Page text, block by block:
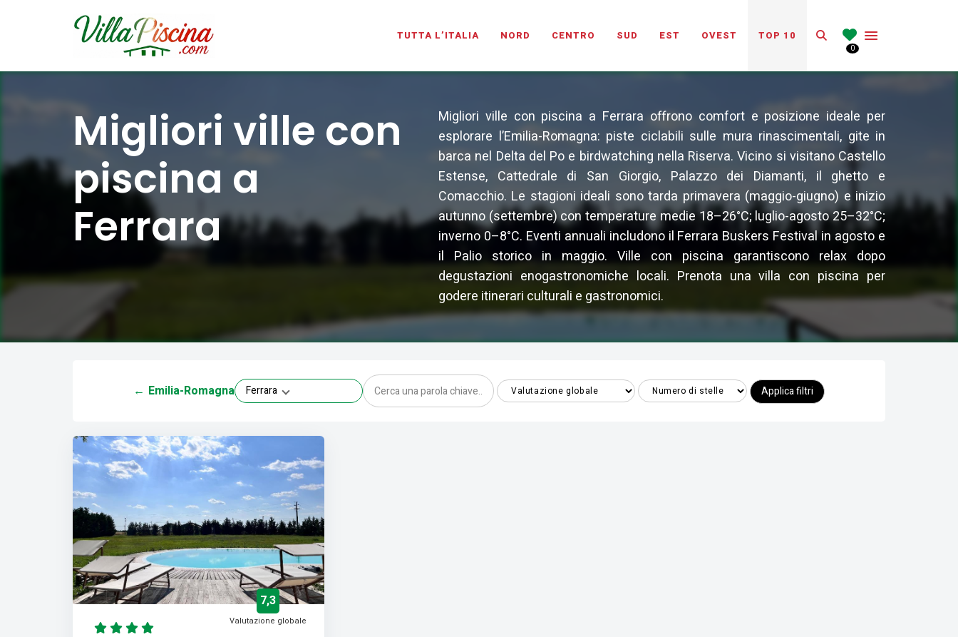
VILLAPISCINA.COM
TUTTA L’ITALIA NORD CENTRO SUD EST OVEST TOP 10 Search
0
Migliori ville con
piscina a
Ferrara
Migliori ville con piscina a Ferrara offrono comfort e posizione ideale per
esplorare l’Emilia-Romagna: piste ciclabili sulle mura rinascimentali, gite in
barca nel Delta del Po e birdwatching nella Riserva. Vicino si visitano Castello
Estense, Cattedrale di San Giorgio, Palazzo dei Diamanti, il ghetto e
Comacchio. Le stagioni ideali sono tarda primavera (maggio-giugno) e inizio
autunno (settembre) con temperature medie 18–26°C; luglio-agosto 25–32°C;
inverno 0–8°C. Eventi annuali includono il Ferrara Buskers Festival in agosto e
il Palio storico in maggio. Ville con piscina garantiscono relax dopo
degustazioni enogastronomiche locali. Prenota una villa con piscina per
godere itinerari culturali e gastronomici.
← Emilia-Romagna Ferrara Applica filtri
7,3
Valutazione globale